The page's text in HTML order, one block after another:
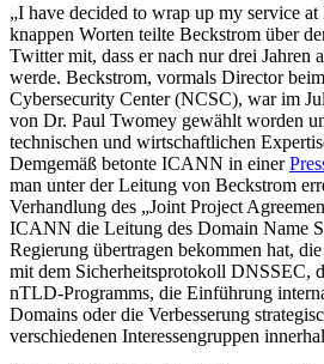
„I have decided to wrap up my service
knappen Worten teilte Beckstrom über
Twitter mit, dass er nach nur drei Jahren
werde. Beckstrom, vormals Director
Cybersecurity Center (NCSC), war im
von Dr. Paul Twomey gewählt worden
technischen und wirtschaftlichen
Demgemäß betonte ICANN in einer
man unter der Leitung von Beckstrom
Verhandlung des „Joint Project
ICANN die Leitung des Domain Name
Regierung übertragen bekommen hat,
mit dem Sicherheitsprotokoll DNSSEC,
nTLD-Programms, die Einführung
Domains oder die Verbesserung
verschiedenen Interessengruppen